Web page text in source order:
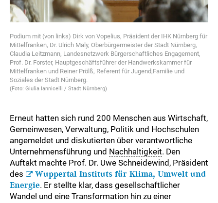
Podium mit (von links) Dirk von Vopelius, Präsident der IHK Nürnberg für
Mittelfranken, Dr. Ulrich Maly, Oberbürgermeister der Stadt Nürnberg,
Claudia Leitzmann, Landesnetzwerk Bürgerschaftliches Engagement,
Prof. Dr. Forster, Hauptgeschäftsführer der Handwerkskammer für
Mittelfranken und Reiner Prölß, Referent für Jugend,Familie und
Soziales der Stadt Nürnberg.
(Foto: Giulia Iannicelli / Stadt Nürnberg)
Erneut hatten sich rund 200 Menschen aus Wirtschaft,
Gemeinwesen, Verwaltung, Politik und Hochschulen
angemeldet und diskutierten über verantwortliche
Unternehmensführung und Nachhaltigkeit. Den
Auftakt machte Prof. Dr. Uwe Schneidewind, Präsident
des
Wuppertal Instituts für Klima, Umwelt und
Energie. Er stellte klar, dass gesellschaftlicher
Wandel und eine Transformation hin zu einer